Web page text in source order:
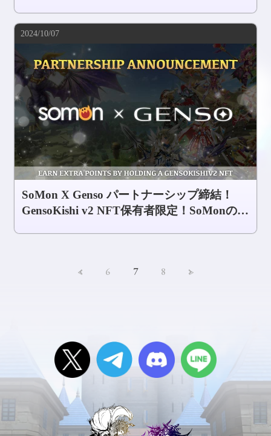
2024/10/07
SoMon X Genso パートナーシップ締結！
GensoKishi v2 NFT保有者限定！SoMonのエ
< 6 7 8 >